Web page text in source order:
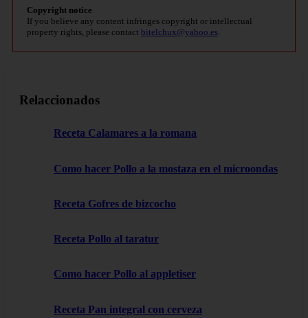
Copyright notice
If you believe any content infringes copyright or intellectual
property rights, please contact bitelchux@yahoo.es
Relaccionados
Receta Calamares a la romana
Como hacer Pollo a la mostaza en el microondas
Receta Gofres de bizcocho
Receta Pollo al taratur
Como hacer Pollo al appletiser
Receta Pan integral con cerveza